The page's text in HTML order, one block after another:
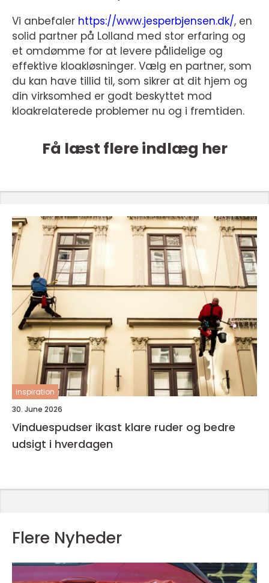
Vi anbefaler https://www.jesperbjensen.dk/, en
solid partner på Lolland med stor erfaring og
et omdømme for at levere pålidelige og
effektive kloakløsninger. Vælg en partner, som
du kan have tillid til, som sikrer at dit hjem og
din virksomhed er godt beskyttet mod
kloakrelaterede problemer nu og i fremtiden.
Få læst flere indlæg her
inspiration
30. June 2026
Vinduespudser ikast klare ruder og bedre
udsigt i hverdagen
Flere Nyheder